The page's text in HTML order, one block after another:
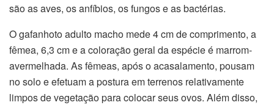
são as aves, os anfíbios, os fungos e as bactérias.
O gafanhoto adulto macho mede 4 cm de comprimento, a
fêmea, 6,3 cm e a coloração geral da espécie é marrom-
avermelhada. As fêmeas, após o acasalamento, pousam
no solo e efetuam a postura em terrenos relativamente
limpos de vegetação para colocar seus ovos. Além disso,